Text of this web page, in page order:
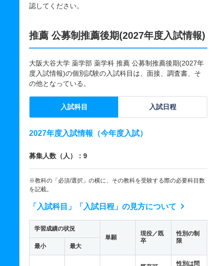
認してください。
推薦 公募制推薦後期(2027年度入試情報)
大阪大谷大学 薬学部 薬学科 推薦 公募制推薦後期(2027年
度入試情報)の個別試験の入試科目は、面接、調査書、そ
の他となっている。
入試科目 入試日程
2027年度入試情報（今年度入試）
募集人数（人）：9
※教科の「必須/選択」の横に、その教科を受験する際の必要科目数
を記載。
「入試科目」「入試日程」の見方について
学習成績の状況
単願
現役／既
卒
性別の制
限
最小 最大
性別は問